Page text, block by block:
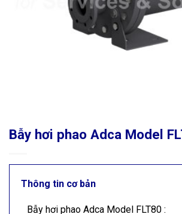
Bẫy hơi phao Adca Model
Thông tin cơ bản
Bẫy hơi phao Adca Model FLT80 :